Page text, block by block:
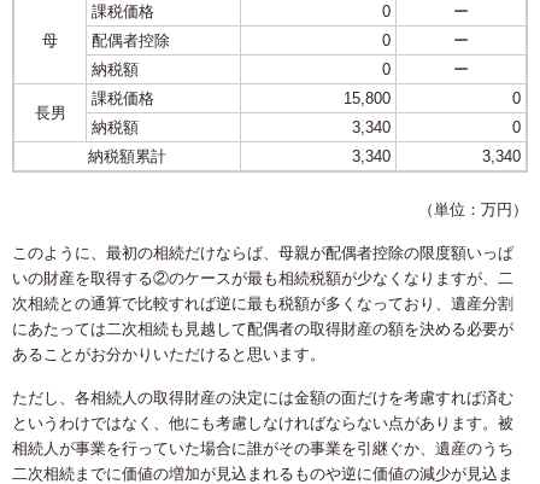
母
課税価格 0
ー
配偶者控除
0
ー
納税額
0 ー
長男
課税価格 15,800
0
納税額
3,340
0
納税額累計
3,340 3,340
（単位：万円）
このように、最初の相続だけならば、母親が配偶者控除の限度額いっぱ
いの財産を取得する②のケースが最も相続税額が少なくなりますが、二
次相続との通算で比較すれば逆に最も税額が多くなっており、遺産分割
にあたっては二次相続も見越して配偶者の取得財産の額を決める必要が
あることがお分かりいただけると思います。
ただし、各相続人の取得財産の決定には金額の面だけを考慮すれば済む
というわけではなく、他にも考慮しなければならない点があります。被
相続人が事業を行っていた場合に誰がその事業を引継ぐか、遺産のうち
二次相続までに価値の増加が見込まれるものや逆に価値の減少が見込ま